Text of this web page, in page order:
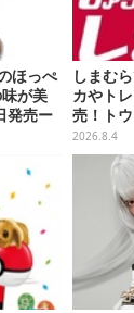
ほっぺ
が美
発売ー
しまむ
カやト
売！ト
ススズ
2026.8.4